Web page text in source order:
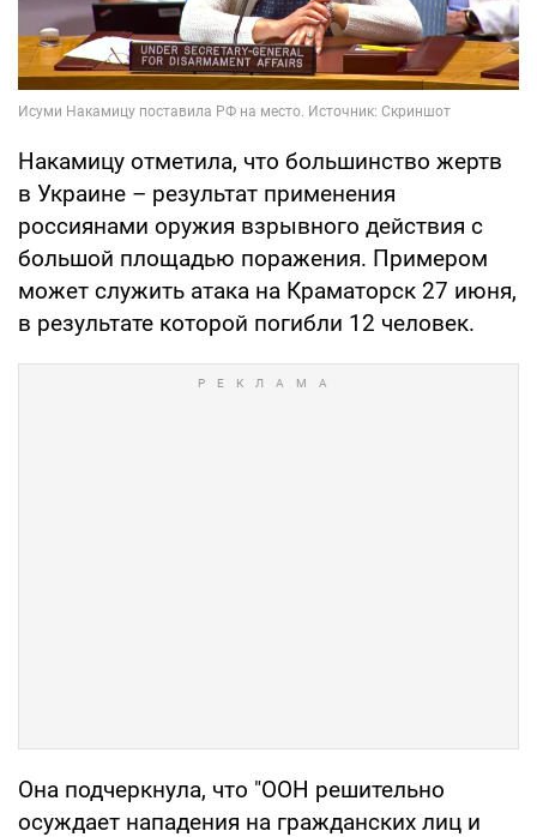
Накамицу отметила, что большинство жертв
в Украине – результат применения
россиянами оружия взрывного действия с
большой площадью поражения. Примером
может служить атака на Краматорск 27 июня,
в результате которой погибли 12 человек.
Она подчеркнула, что "ООН решительно
осуждает нападения на гражданских лиц и